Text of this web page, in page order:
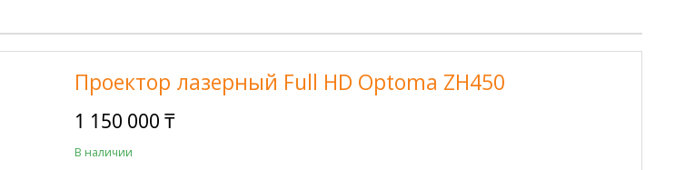
Проектор лазерный Full HD Optoma ZH450
1 150 000 ₸
В наличии